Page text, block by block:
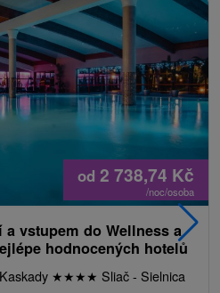
od 2 738,74 Kč
/noc/osoba
vstupem do Wellness a
hodnocených hotelů
★★★★ Sliač - Sielnica